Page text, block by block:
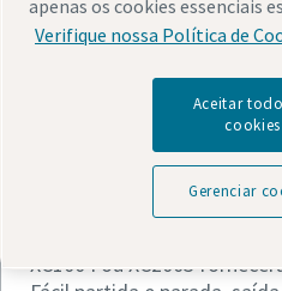
Controladores e
avançados
XC1004 ou XC2003
apenas os cookies essenciais
Verifique nossa Política de
Aceitar
cookies
Gerenciar